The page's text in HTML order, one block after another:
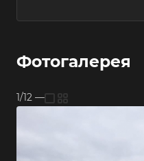
Фотогалерея
1/12 —